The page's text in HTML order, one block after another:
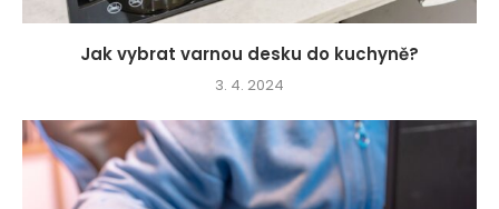
Jak vybrat varnou desku do kuchyně?
3. 4. 2024